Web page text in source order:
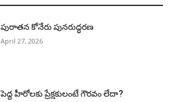
పురాత‌న కోనేరు పున‌రుద్ధ‌ర‌ణ
April 27, 2026
పెద్ద హీరోల‌కు ప్రేక్ష‌కులంటే గౌర‌వం లేదా?